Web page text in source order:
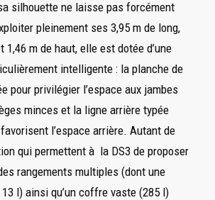
silhouette ne laisse pas forcément
pleinement ses 3,95 m de long,
1,46 m de haut, elle est dotée d’une
intelligente : la planche de
pour privilégier l’espace aux jambes
minces et la ligne arrière typée
l’espace arrière. Autant de
qui permettent à la DS3 de proposer
rangements multiples (dont une
l) ainsi qu’un coffre vaste (285 l)